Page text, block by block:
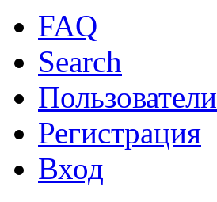
FAQ
Search
Пользователи
Регистрация
Вход